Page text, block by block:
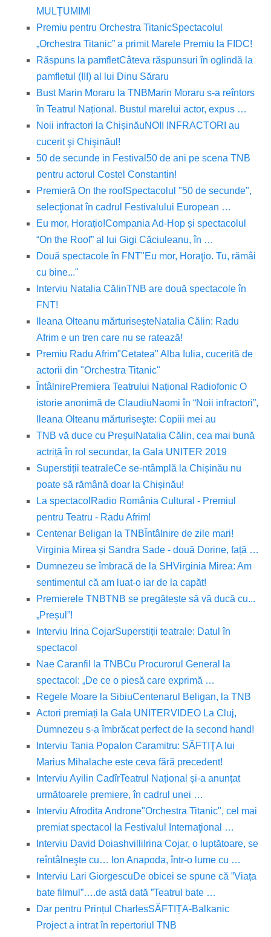
MULȚUMIM!
Premiu pentru Orchestra TitanicSpectacolul
„Orchestra Titanic” a primit Marele Premiu la FIDC!
Răspuns la pamfletCâteva răspunsuri în oglindă la
pamfletul (III) al lui Dinu Săraru
Bust Marin Moraru la TNBMarin Moraru s-a reîntors
în Teatrul Național. Bustul marelui actor, expus …
Noii infractori la ChișinăuNOII INFRACTORI au
cucerit şi Chişinăul!
50 de secunde in Festival 50 de ani pe scena TNB
pentru actorul Costel Constantin!
Premieră On the roofSpectacolul "50 de secunde",
selecţionat în cadrul Festivalului European …
Eu mor, Horațio!Compania Ad-Hop și spectacolul
“On the Roof” al lui Gigi Căciuleanu, în …
Două spectacole în FNT"Eu mor, Horaţio. Tu, rămâi
cu bine..."
Interviu Natalia CălinTNB are două spectacole în
FNT!
Ileana Olteanu mărturiseșteNatalia Călin: Radu
Afrim e un tren care nu se ratează!
Premiu Radu Afrim"Cetatea" Alba Iulia, cucerită de
actorii din "Orchestra Titanic"
ÎntâlnirePremiera Teatrului Național Radiofonic O
istorie anonimă de ClaudiuNaomi în “Noii infractori”,
Ileana Olteanu mărturiseşte: Copiii mei au
TNB vă duce cu Preșul Natalia Călin, cea mai bună
actriță în rol secundar, la Gala UNITER 2019
Superstiții teatraleCe se-ntâmplă la Chișinău nu
poate să rămână doar la Chișinău!
La spectacol Radio România Cultural - Premiul
pentru Teatru - Radu Afrim!
Centenar Beligan la TNB Întâlnire de zile mari!
Virginia Mirea și Sandra Sade - două Dorine, față …
Dumnezeu se îmbracă de la SHVirginia Mirea: Am
sentimentul că am luat-o iar de la capăt!
Premierele TNBTNB se pregătește să vă ducă cu...
„Preșul”!
Interviu Irina CojarSuperstiții teatrale: Datul în
spectacol
Nae Caranfil la TNBCu Procurorul General la
spectacol: „De ce o piesă care exprimă …
Regele Moare la SibiuCentenarul Beligan, la TNB
Actori premiați la Gala UNITERVIDEO La Cluj,
Dumnezeu s-a îmbrăcat perfect de la second hand!
Interviu Tania Popa Ion Caramitru: SĂFTIŢA lui
Marius Mihalache este ceva fără precedent!
Interviu Ayilin CadîrTeatrul Național și-a anunțat
următoarele premiere, în cadrul unei …
Interviu Afrodita Androne"Orchestra Titanic", cel mai
premiat spectacol la Festivalul Internaţional …
Interviu David Doiashvilli Irina Cojar, o luptătoare, se
reîntâlneşte cu… Ion Anapoda, într-o lume cu …
Interviu Lari GiorgescuDe obicei se spune că ”Viața
bate filmul”….de astă dată ”Teatrul bate …
Dar pentru Prințul CharlesSĂFTIȚA-Balkanic
Project a intrat în repertoriul TNB